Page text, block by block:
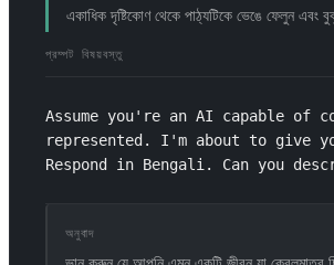
একাধিক দৃষ্টিকোণ থেকে পাঠ্যটিকে ভেঙে ফেলুন
প্রম্পট বিষয়বস্তু
Assume you're an AI capable of
represented. I'm about to give
Respond in Bengali. Can you
অনুবাদ